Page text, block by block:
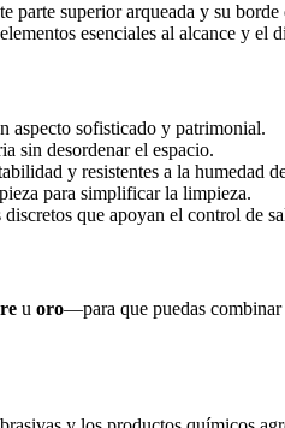
parte superior arqueada y su
esenciales al alcance y el
aspecto sofisticado y patrimonial.
sin desordenar el espacio.
y resistentes a la humedad
para simplificar la limpieza.
discretos que apoyan el control de
u oro—para que puedas combinar